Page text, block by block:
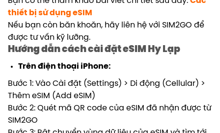
thiết bị sử dụng eSIM
Nếu bạn còn băn khoăn, hãy liên hệ với SIM2GO để
được tư vấn kỹ lưỡng.
Hướng dẫn cách cài đặt eSIM Hy Lạp
Trên điện thoại iPhone:
Bước 1: Vào Cài đặt (Settings) > Di động (Cellular) >
Thêm eSIM (Add eSIM)
Bước 2: Quét mã QR code của eSIM đã nhận được từ
SIM2GO